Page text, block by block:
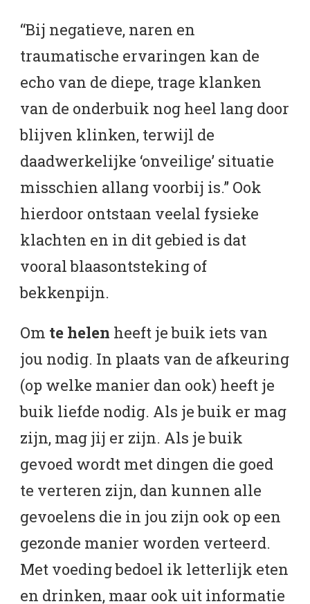
“Bij negatieve, naren en
traumatische ervaringen kan de
echo van de diepe, trage klanken
van de onderbuik nog heel lang door
blijven klinken, terwijl de
daadwerkelijke ‘onveilige’ situatie
misschien allang voorbij is.” Ook
hierdoor ontstaan veelal fysieke
klachten en in dit gebied is dat
vooral blaasontsteking of
bekkenpijn.
Om te helen heeft je buik iets van
jou nodig. In plaats van de afkeuring
(op welke manier dan ook) heeft je
buik liefde nodig. Als je buik er mag
zijn, mag jij er zijn. Als je buik
gevoed wordt met dingen die goed
te verteren zijn, dan kunnen alle
gevoelens die in jou zijn ook op een
gezonde manier worden verteerd.
Met voeding bedoel ik letterlijk eten
en drinken, maar ook uit informatie